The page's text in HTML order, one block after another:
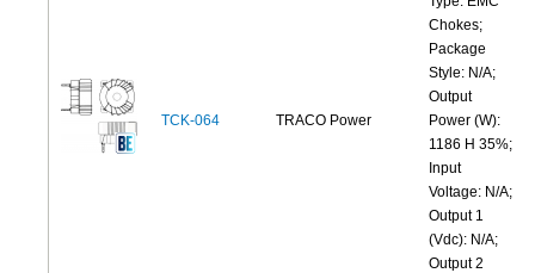
TCK-064 TRACO Power
Chokes;
Package
Style: N/A;
Output
Power (W):
1186 H 35%;
Input
Voltage: N/A;
Output 1
(Vdc): N/A;
Output 2